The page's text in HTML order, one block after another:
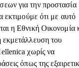
για την προστασία
εκτιμούμε ότι με αυτό
η Εθνική Οικονομία
εκμετάλλευση του
χωρίς να
όπως της